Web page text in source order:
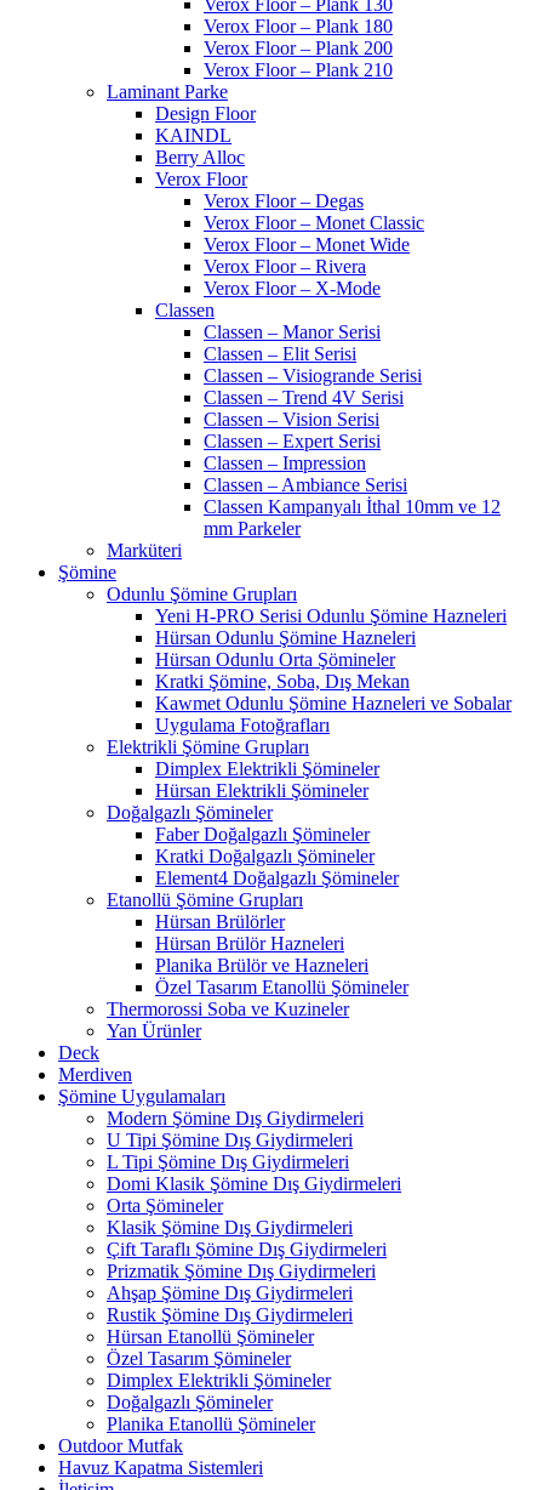
Verox Floor – Plank 130
Verox Floor – Plank 180
Verox Floor – Plank 200
Verox Floor – Plank 210
Laminant Parke
Design Floor
KAINDL
Berry Alloc
Verox Floor
Verox Floor – Degas
Verox Floor – Monet Classic
Verox Floor – Monet Wide
Verox Floor – Rivera
Verox Floor – X-Mode
Classen
Classen – Manor Serisi
Classen – Elit Serisi
Classen – Visiogrande Serisi
Classen – Trend 4V Serisi
Classen – Vision Serisi
Classen – Expert Serisi
Classen – Impression
Classen – Ambiance Serisi
Classen Kampanyalı İthal 10mm ve 12
mm Parkeler
Marküteri
Şömine
Odunlu Şömine Grupları
Yeni H-PRO Serisi Odunlu Şömine Hazneleri
Hürsan Odunlu Şömine Hazneleri
Hürsan Odunlu Orta Şömineler
Kratki Şömine, Soba, Dış Mekan
Kawmet Odunlu Şömine Hazneleri ve Sobalar
Uygulama Fotoğrafları
Elektrikli Şömine Grupları
Dimplex Elektrikli Şömineler
Hürsan Elektrikli Şömineler
Doğalgazlı Şömineler
Faber Doğalgazlı Şömineler
Kratki Doğalgazlı Şömineler
Element4 Doğalgazlı Şömineler
Etanollü Şömine Grupları
Hürsan Brülörler
Hürsan Brülör Hazneleri
Planika Brülör ve Hazneleri
Özel Tasarım Etanollü Şömineler
Thermorossi Soba ve Kuzineler
Yan Ürünler
Deck
Merdiven
Şömine Uygulamaları
Modern Şömine Dış Giydirmeleri
U Tipi Şömine Dış Giydirmeleri
L Tipi Şömine Dış Giydirmeleri
Domi Klasik Şömine Dış Giydirmeleri
Orta Şömineler
Klasik Şömine Dış Giydirmeleri
Çift Taraflı Şömine Dış Giydirmeleri
Prizmatik Şömine Dış Giydirmeleri
Ahşap Şömine Dış Giydirmeleri
Rustik Şömine Dış Giydirmeleri
Hürsan Etanollü Şömineler
Özel Tasarım Şömineler
Dimplex Elektrikli Şömineler
Doğalgazlı Şömineler
Planika Etanollü Şömineler
Outdoor Mutfak
Havuz Kapatma Sistemleri